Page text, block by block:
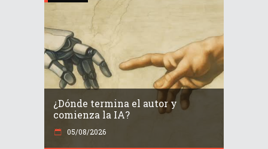
¿Dónde termina el autor y
comienza la IA?
05/08/2026